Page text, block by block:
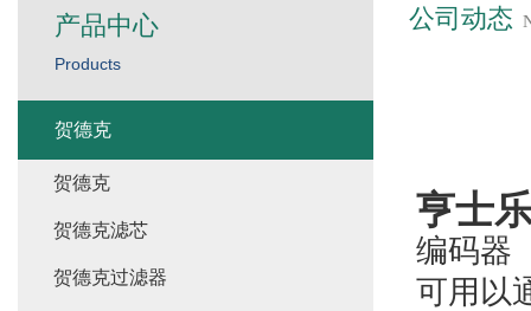
公司动态
亨士
编码器
可用以
产品中心
Products
贺德克
贺德克
贺德克滤芯
贺德克过滤器